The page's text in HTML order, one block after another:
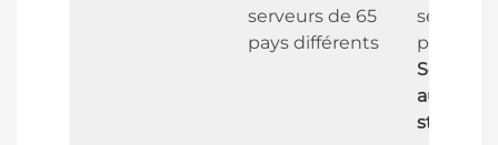
serveurs de 65
pays différents
serveurs
pays
aux jeux